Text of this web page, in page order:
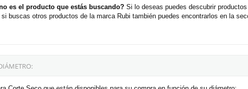
es el producto que estás buscando? Si lo deseas puedes descubrir productos
buscas otros productos de la marca Rubi también puedes encontrarlos en la